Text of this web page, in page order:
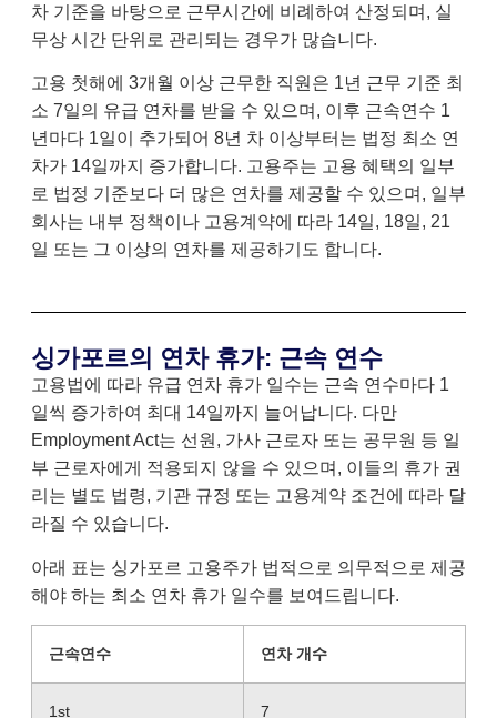
차 기준을 바탕으로 근무시간에 비례하여 산정되며, 실
무상 시간 단위로 관리되는 경우가 많습니다.
고용 첫해에 3개월 이상 근무한 직원은 1년 근무 기준 최
소 7일의 유급 연차를 받을 수 있으며, 이후 근속연수 1
년마다 1일이 추가되어 8년 차 이상부터는 법정 최소 연
차가 14일까지 증가합니다. 고용주는 고용 혜택의 일부
로 법정 기준보다 더 많은 연차를 제공할 수 있으며, 일부
회사는 내부 정책이나 고용계약에 따라 14일, 18일, 21
일 또는 그 이상의 연차를 제공하기도 합니다.
싱가포르의 연차 휴가: 근속 연수
고용법에 따라 유급 연차 휴가 일수는 근속 연수마다 1
일씩 증가하여 최대 14일까지 늘어납니다. 다만
Employment Act는 선원, 가사 근로자 또는 공무원 등 일
부 근로자에게 적용되지 않을 수 있으며, 이들의 휴가 권
리는 별도 법령, 기관 규정 또는 고용계약 조건에 따라 달
라질 수 있습니다.
아래 표는 싱가포르 고용주가 법적으로 의무적으로 제공
해야 하는 최소 연차 휴가 일수를 보여드립니다.
근속연수 연차 개수
1st 7